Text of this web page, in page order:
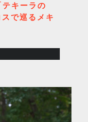
キーラの
で巡るメキ